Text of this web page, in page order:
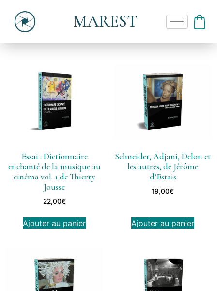
MAREST
Essai : Dictionnaire
enchanté de la musique au
cinéma vol. 1 de Thierry
Jousse
22,00€
Ajouter au panier
Schneider, Adjani, Delon et
les autres, de Jérôme
d’Estais
19,00€
Ajouter au panier